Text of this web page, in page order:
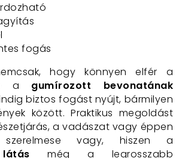
fogás
hogy könnyen elfér a
a gumírozott bevonatának
biztos fogást nyújt, bármilyen
között. Praktikus megoldást
a vadászat vagy éppen
vagy, hiszen a
még a legrosszabb